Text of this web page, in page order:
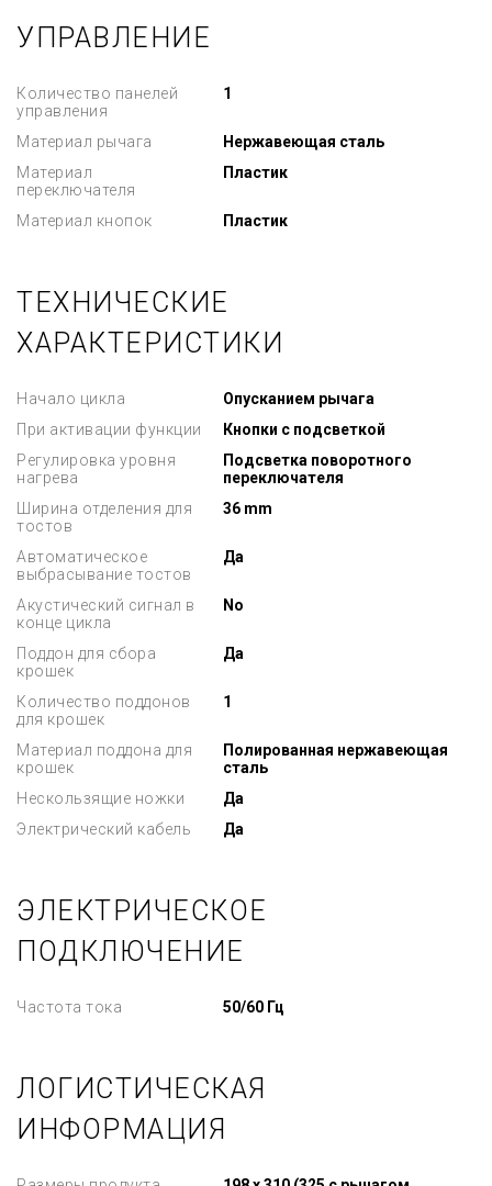
УПРАВЛЕНИЕ
Количество панелей
управления
1
Материал рычага
Нержавеющая сталь
Материал
переключателя
Пластик
Материал кнопок Пластик
ТЕХНИЧЕСКИЕ
ХАРАКТЕРИСТИКИ
Начало цикла
Опусканием рычага
При активации функции
Кнопки с подсветкой
Регулировка уровня
нагрева
Подсветка поворотного
переключателя
Ширина отделения для
тостов
36 mm
Автоматическое
выбрасывание тостов
Да
Акустический сигнал в
конце цикла
No
Поддон для сбора
крошек
Да
Количество поддонов
для крошек
1
Материал поддона для
крошек
Полированная нержавеющая
сталь
Нескользящие ножки
Да
Электрический кабель
Да
ЭЛЕКТРИЧЕСКОЕ
ПОДКЛЮЧЕНИЕ
Частота тока 50/60 Гц
ЛОГИСТИЧЕСКАЯ
ИНФОРМАЦИЯ